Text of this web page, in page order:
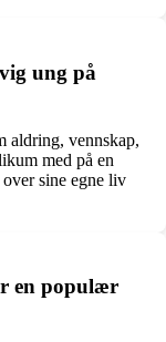
ung på
aldring, vennskap,
med på en
sine egne liv
en populær